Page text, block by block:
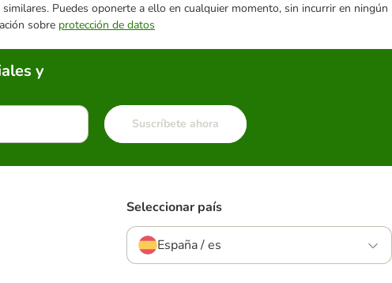
Puedes oponerte a ello en cualquier momento, sin incurrir en ningún
sobre protección de datos
y
Suscríbete ahora
Seleccionar país
España / es